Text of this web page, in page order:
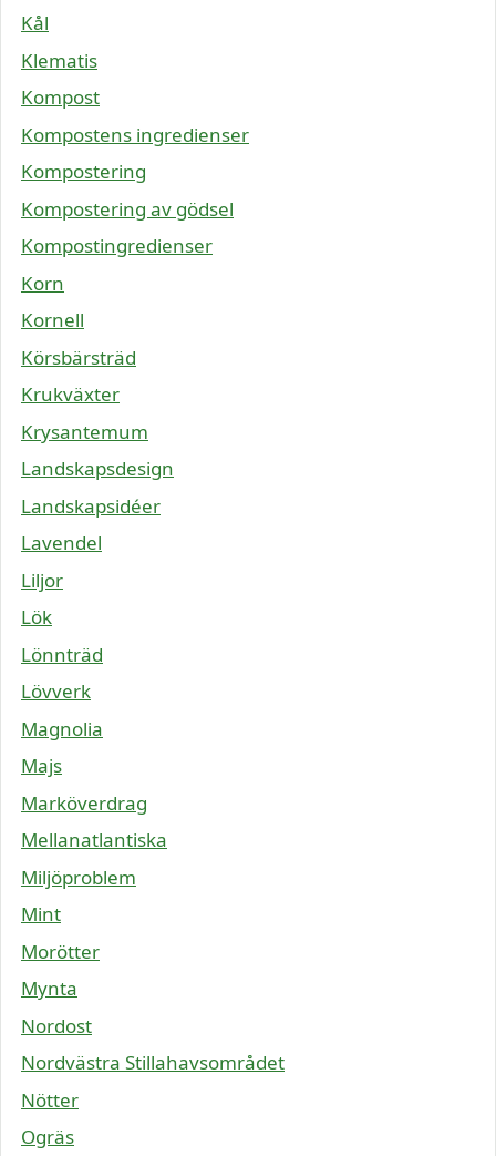
Kål
Klematis
Kompost
Kompostens ingredienser
Kompostering
Kompostering av gödsel
Kompostingredienser
Korn
Kornell
Körsbärsträd
Krukväxter
Krysantemum
Landskapsdesign
Landskapsidéer
Lavendel
Liljor
Lök
Lönnträd
Lövverk
Magnolia
Majs
Marköverdrag
Mellanatlantiska
Miljöproblem
Mint
Morötter
Mynta
Nordost
Nordvästra Stillahavsområdet
Nötter
Ogräs